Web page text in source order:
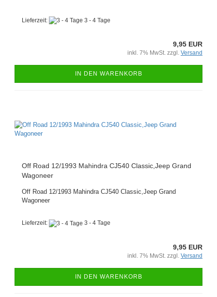
Lieferzeit: 3 - 4 Tage
9,95 EUR
inkl. 7% MwSt. zzgl. Versand
IN DEN WARENKORB
Off Road 12/1993 Mahindra CJ540 Classic,Jeep Grand
Wagoneer
Off Road 12/1993 Mahindra CJ540 Classic,Jeep Grand
Wagoneer
Lieferzeit: 3 - 4 Tage
9,95 EUR
inkl. 7% MwSt. zzgl. Versand
IN DEN WARENKORB